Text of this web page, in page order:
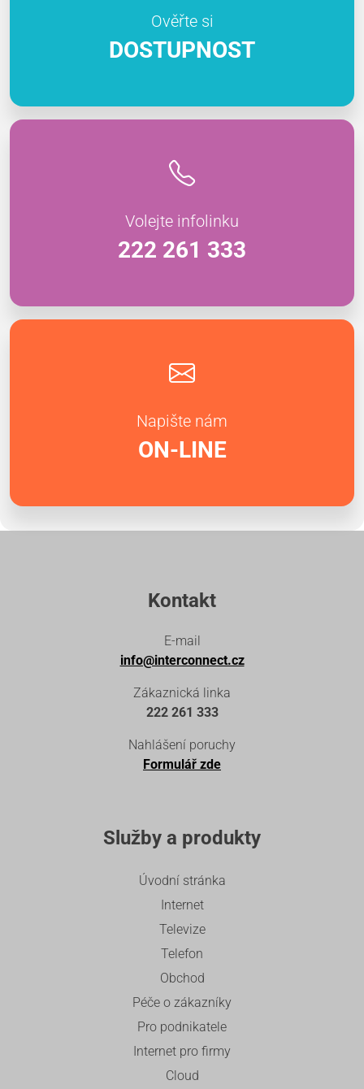
Ověřte si
DOSTUPNOST
Volejte infolinku
222 261 333
Napište nám
ON-LINE
Kontakt
E-mail
info@interconnect.cz
Zákaznická linka
222 261 333
Nahlášení poruchy
Formulář zde
Služby a produkty
Úvodní stránka
Internet
Televize
Telefon
Obchod
Péče o zákazníky
Pro podnikatele
Internet pro firmy
Cloud